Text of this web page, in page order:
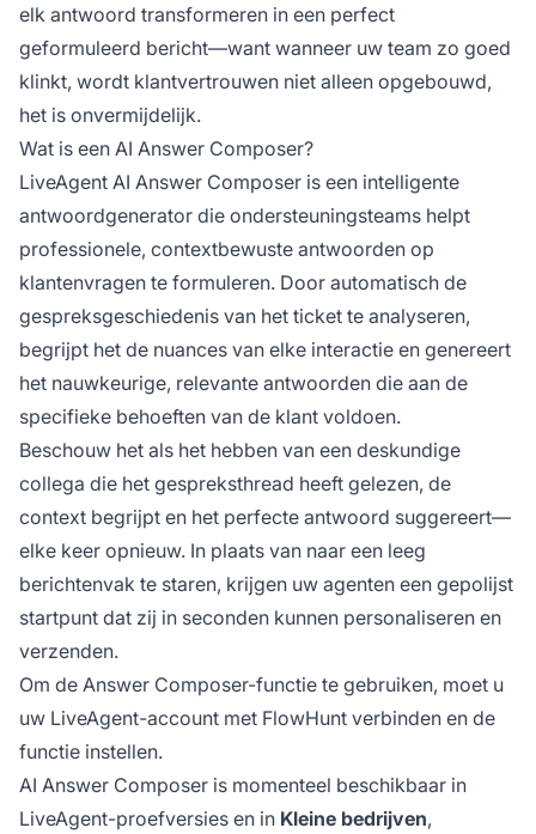
elk antwoord transformeren in een perfect
geformuleerd bericht—want wanneer uw team zo goed
klinkt, wordt klantvertrouwen niet alleen opgebouwd,
het is onvermijdelijk.
Wat is een AI Answer Composer?
LiveAgent AI Answer Composer is een intelligente
antwoordgenerator die ondersteuningsteams helpt
professionele, contextbewuste antwoorden op
klantenvragen te formuleren. Door automatisch de
gespreksgeschiedenis van het ticket te analyseren,
begrijpt het de nuances van elke interactie en genereert
het nauwkeurige, relevante antwoorden die aan de
specifieke behoeften van de klant voldoen.
Beschouw het als het hebben van een deskundige
collega die het gespreksthread heeft gelezen, de
context begrijpt en het perfecte antwoord suggereert—
elke keer opnieuw. In plaats van naar een leeg
berichtenvak te staren, krijgen uw agenten een gepolijst
startpunt dat zij in seconden kunnen personaliseren en
verzenden.
Om de Answer Composer-functie te gebruiken, moet u
uw LiveAgent-account met FlowHunt verbinden en de
functie instellen.
AI Answer Composer is momenteel beschikbaar in
LiveAgent-proefversies en in Kleine bedrijven,